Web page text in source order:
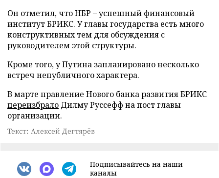
Он отметил, что НБР – успешный финансовый
институт БРИКС. У главы государства есть много
конструктивных тем для обсуждения с
руководителем этой структуры.
Кроме того, у Путина запланировано несколько
встреч непубличного характера.
В марте правление Нового банка развития БРИКС
переизбрало Дилму Руссефф на пост главы
организации.
Текст: Алексей Дегтярёв
Подписывайтесь на наши
каналы